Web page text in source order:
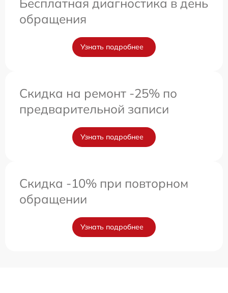
обращения
Узнать подробнее
Скидка на ремонт -25% по
предварительной записи
Узнать подробнее
Скидка -10% при повторном
обращении
Узнать подробнее